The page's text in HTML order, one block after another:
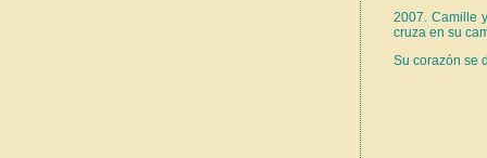
2007. Camille
cruza en su
Su corazón se